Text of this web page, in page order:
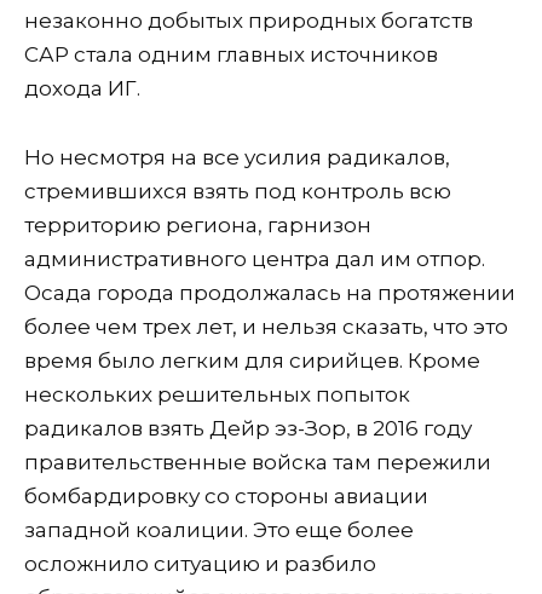
незаконно добытых природных богатств
САР стала одним главных источников
дохода ИГ.
Но несмотря на все усилия радикалов,
стремившихся взять под контроль всю
территорию региона, гарнизон
административного центра дал им отпор.
Осада города продолжалась на протяжении
более чем трех лет, и нельзя сказать, что это
время было легким для сирийцев. Кроме
нескольких решительных попыток
радикалов взять Дейр эз-Зор, в 2016 году
правительственные войска там пережили
бомбардировку со стороны авиации
западной коалиции. Это еще более
осложнило ситуацию и разбило